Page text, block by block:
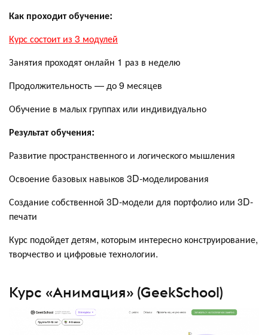
Как проходит обучение:
Курс состоит из 3 модулей
Занятия проходят онлайн 1 раз в неделю
Продолжительность — до 9 месяцев
Обучение в малых группах или индивидуально
Результат обучения:
Развитие пространственного и логического мышления
Освоение базовых навыков 3D-моделирования
Создание собственной 3D-модели для портфолио или 3D-
печати
Курс подойдет детям, которым интересно конструирование,
творчество и цифровые технологии.
Курс «Анимация» (GeekSchool)